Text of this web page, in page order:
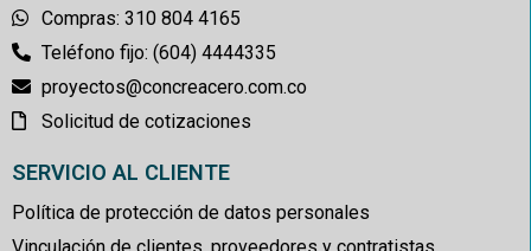
Compras: 310 804 4165
Teléfono fijo: (604) 4444335
proyectos@concreacero.com.co
Solicitud de cotizaciones
SERVICIO AL CLIENTE
Política de protección de datos personales
Vinculación de clientes, proveedores y contratistas